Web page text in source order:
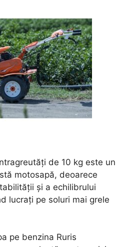
de 10 kg este un
motosapă, deoarece
și a echilibrului
lucrați pe soluri mai grele
pe benzina Ruris